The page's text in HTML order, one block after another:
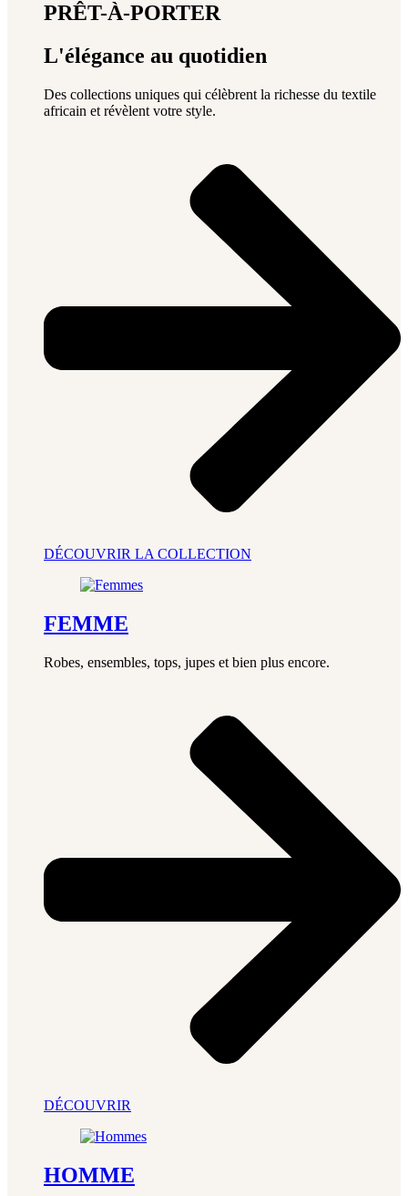
PRÊT-À-PORTER
L'élégance au quotidien
Des collections uniques qui célèbrent la richesse du textile
africain et révèlent votre style.
DÉCOUVRIR LA COLLECTION
FEMME
Robes, ensembles, tops, jupes et bien plus encore.
DÉCOUVRIR
HOMME